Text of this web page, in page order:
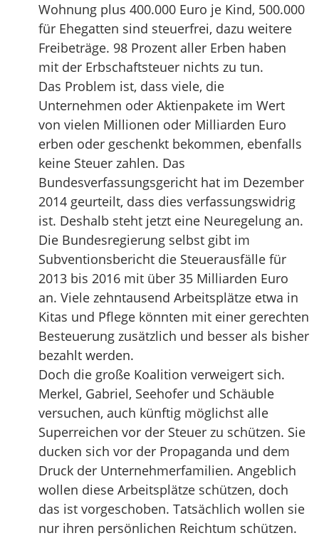
Wohnung plus 400.000 Euro je Kind, 500.000
für Ehegatten sind steuerfrei, dazu weitere
Freibeträge. 98 Prozent aller Erben haben
mit der Erbschaftsteuer nichts zu tun.
Das Problem ist, dass viele, die
Unternehmen oder Aktienpakete im Wert
von vielen Millionen oder Milliarden Euro
erben oder geschenkt bekommen, ebenfalls
keine Steuer zahlen. Das
Bundesverfassungsgericht hat im Dezember
2014 geurteilt, dass dies verfassungswidrig
ist. Deshalb steht jetzt eine Neuregelung an.
Die Bundesregierung selbst gibt im
Subventionsbericht die Steuerausfälle für
2013 bis 2016 mit über 35 Milliarden Euro
an. Viele zehntausend Arbeitsplätze etwa in
Kitas und Pflege könnten mit einer gerechten
Besteuerung zusätzlich und besser als bisher
bezahlt werden.
Doch die große Koalition verweigert sich.
Merkel, Gabriel, Seehofer und Schäuble
versuchen, auch künftig möglichst alle
Superreichen vor der Steuer zu schützen. Sie
ducken sich vor der Propaganda und dem
Druck der Unternehmerfamilien. Angeblich
wollen diese Arbeitsplätze schützen, doch
das ist vorgeschoben. Tatsächlich wollen sie
nur ihren persönlichen Reichtum schützen.